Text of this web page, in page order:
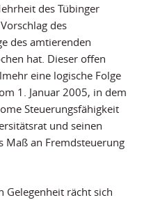
des Tübinger
des
des amtierenden
hat. Dieser offen
eine logische Folge
1. Januar 2005, in dem
Steuerungsfähigkeit
und seinen
Maß an Fremdsteuerung
Gelegenheit rächt sich